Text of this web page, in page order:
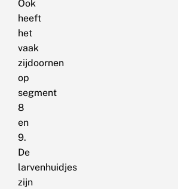
Ook
heeft
het
vaak
zijdoornen
op
segment
8
en
9.
De
larvenhuidjes
zijn